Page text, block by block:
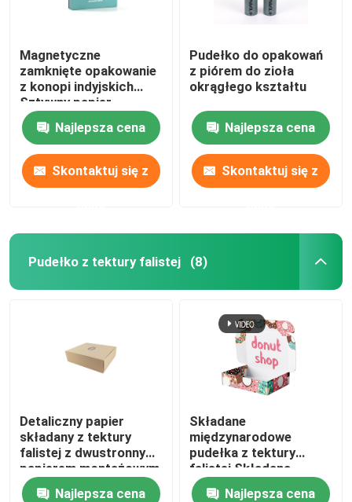
Magnetyczne
zamknięte opakowanie
z konopi indyjskich
Sztywny papier
Niestandardowy dla
Vape Najlepsza cena
Skontaktuj się z
Pudełko do opakowań
z piórem do zioła
okrągłego kształtu
Najlepsza cena
Skontaktuj się z
Pudełko z tektury falistej (8)
Detaliczny papier
składany z tektury
falistej z dwustronnym
papierem montażowym
Najlepsza cena
Składane
międzynarodowe
pudełka z tektury
falistej Składana
wysyłka
Najlepsza cena